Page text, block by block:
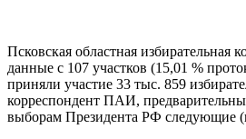
Псковская областная избирательная
данные с 107 участков (15,01 %
приняли участие 33 тыс. 859
корреспондент ПАИ,
выборам Президента РФ следующие